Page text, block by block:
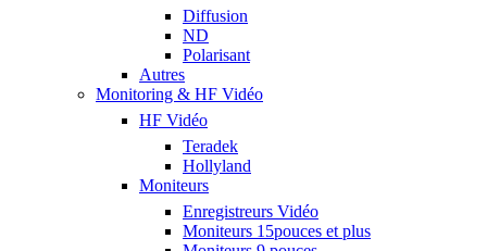
Diffusion
ND
Polarisant
Autres
Monitoring & HF Vidéo
HF Vidéo
Teradek
Hollyland
Moniteurs
Enregistreurs Vidéo
Moniteurs 15pouces et plus